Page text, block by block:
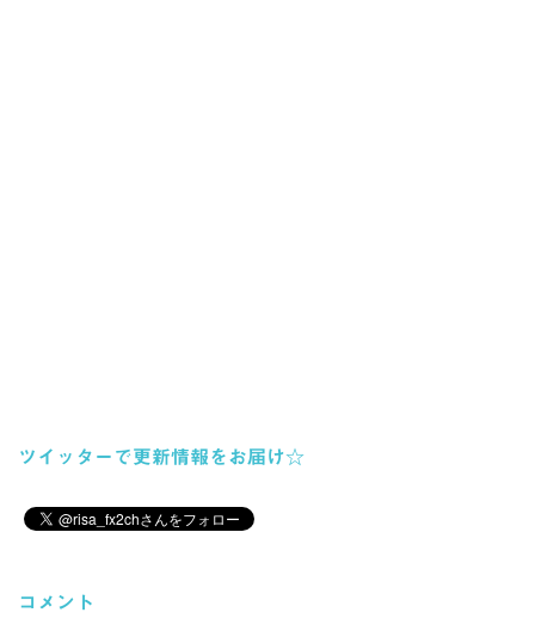
ツイッターで更新情報をお届け☆
コメント